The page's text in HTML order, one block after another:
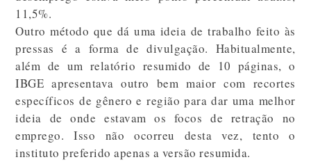
11,5%.
Outro método que dá uma ideia de trabalho feito às
pressas é a forma de divulgação. Habitualmente,
além de um relatório resumido de 10 páginas, o
IBGE apresentava outro bem maior com recortes
específicos de gênero e região para dar uma melhor
ideia de onde estavam os focos de retração no
emprego. Isso não ocorreu desta vez, tento o
instituto preferido apenas a versão resumida.